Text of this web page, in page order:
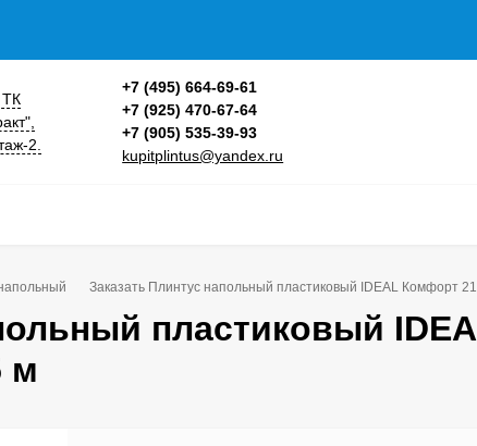
ТК
2.
+7 (495) 664-69-61
+7 (925) 470-67-64
+7 (905) 535-39-93
kupitplintus@yandex.ru
Заказать Плинтус напольный пластиковый IDEAL Комфорт
пластиковый
м